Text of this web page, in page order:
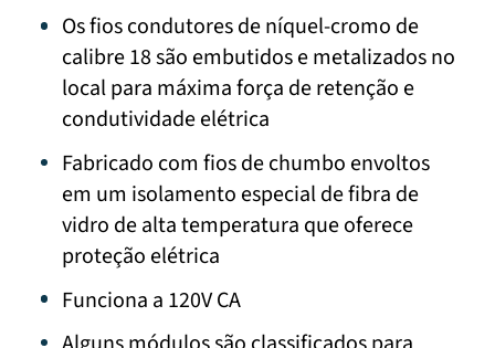
Os fios condutores de níquel-cromo de
calibre 18 são embutidos e metalizados no
local para máxima força de retenção e
condutividade elétrica
Fabricado com fios de chumbo envoltos
em um isolamento especial de fibra de
vidro de alta temperatura que oferece
proteção elétrica
Funciona a 120V CA